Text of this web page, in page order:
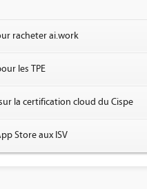
racheter ai.work
les TPE
la certification cloud du Cispe
Store aux ISV